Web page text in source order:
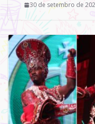
30 de setembro de